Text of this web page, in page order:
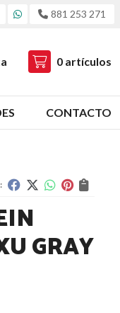
881 253 271
0 artículos
CONTACTO
GRAY